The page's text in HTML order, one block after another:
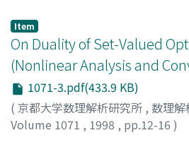
ムラ, ユタカ
Item
On Duality of Set-Valued
(Nonlinear Analysis and
1071-3.pdf(433.9 KB)
( 京都大学数理解析研究所 , 数理解
Volume 1071 , 1998 , pp.12-16 )